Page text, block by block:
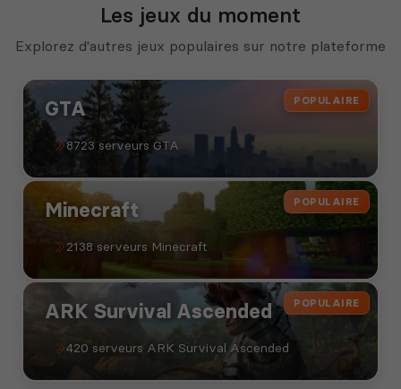
Les jeux du moment
Explorez d'autres jeux populaires sur notre plateforme
POPULAIRE
GTA
8723 serveurs GTA
POPULAIRE
Minecraft
2138 serveurs Minecraft
POPULAIRE
ARK Survival Ascended
420 serveurs ARK Survival Ascended